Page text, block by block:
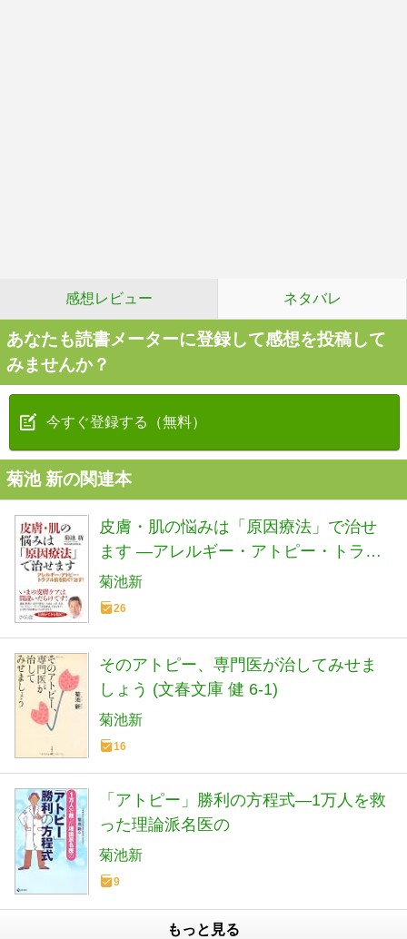
感想レビュー ネタバレ
あなたも読書メーターに登録して感想を投稿して
みませんか？
今すぐ登録する（無料）
菊池 新の関連本
皮膚・肌の悩みは「原因療法」で治せ
ます ―アレルギー・アトピー・トラブ
ル肌を防ぐ！治す！
菊池新
26
そのアトピー、専門医が治してみせま
しょう (文春文庫 健 6-1)
菊池新
16
「アトピー」勝利の方程式―1万人を救
った理論派名医の
菊池新
9
もっと見る